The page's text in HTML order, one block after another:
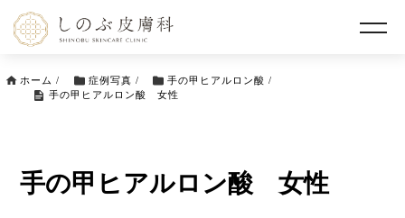
ホーム / 症例写真 / 手の甲ヒアルロン酸 /
手の甲ヒアルロン酸 女性
手の甲ヒアルロン酸 女性